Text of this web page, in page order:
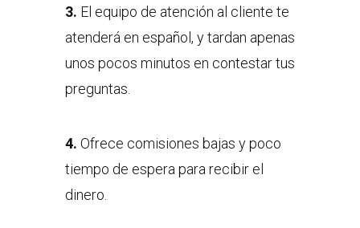
3. El equipo de atención al cliente te
atenderá en español, y tardan apenas
unos pocos minutos en contestar tus
preguntas.
4. Ofrece comisiones bajas y poco
tiempo de espera para recibir el
dinero.